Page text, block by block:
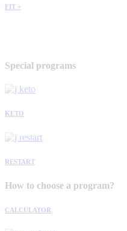
FIT +
Special programs
KETO
RESTART
How to choose a program?
CALCULATOR